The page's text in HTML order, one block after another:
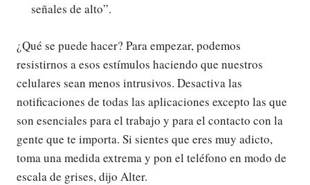
señales de alto”.
¿Qué se puede hacer? Para empezar, podemos
resistirnos a esos estímulos haciendo que nuestros
celulares sean menos intrusivos. Desactiva las
notificaciones de todas las aplicaciones excepto las que
son esenciales para el trabajo y para el contacto con la
gente que te importa. Si sientes que eres muy adicto,
toma una medida extrema y pon el teléfono en modo de
escala de grises, dijo Alter.